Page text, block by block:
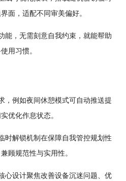
界面，适配不同审美偏好。
能，无需刻意自我约束，就能帮助
用习惯。
，例如夜间休憩模式可自动推送提
优化作息状态。
时解锁机制在保障自我管控规划性
兼顾规范性与实用性。
心设计聚焦改善设备沉迷问题、优